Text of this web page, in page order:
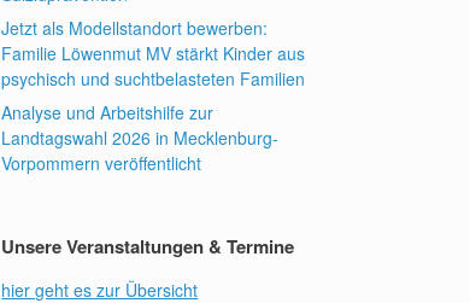
Jetzt als Modellstandort bewerben:
Familie Löwenmut MV stärkt Kinder aus
psychisch und suchtbelasteten Familien
Analyse und Arbeitshilfe zur
Landtagswahl 2026 in Mecklenburg-
Vorpommern veröffentlicht
Unsere Veranstaltungen & Termine
hier geht es zur Übersicht